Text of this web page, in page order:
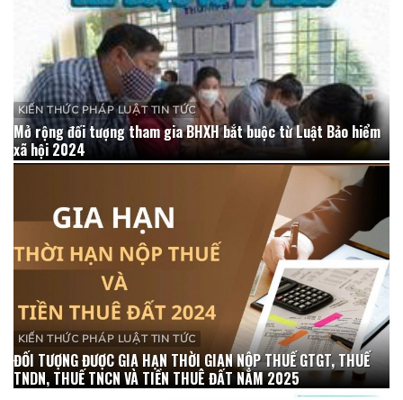
KIẾN THỨC PHÁP LUẬT TIN TỨC
Mở rộng đối tượng tham gia BHXH bắt buộc từ Luật Bảo hiểm
xã hội 2024
KIẾN THỨC PHÁP LUẬT TIN TỨC
ĐỐI TƯỢNG ĐƯỢC GIA HẠN THỜI GIAN NỘP THUẾ GTGT, THUẾ
TNDN, THUẾ TNCN VÀ TIỀN THUÊ ĐẤT NĂM 2025